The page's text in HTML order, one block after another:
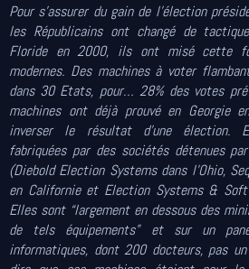
Pour s’assurer du gain de l’élection
les Républicains ont changé de
Floride en 2000, ils ont misé cette
modernes. Des machines à voter
dans 30 Etats, pour… 28% des votes
machines ont déjà prouvé en Georgie
inverser le résultat d’une élection.
fabriquées par des sociétés détenues
(Diebold Election Systems dans l’Ohio,
en Californie et Election Systems &
Elles sont “largement en dessous des
de tels équipements” et sur un
informatiques, dont 200 docteurs, pas